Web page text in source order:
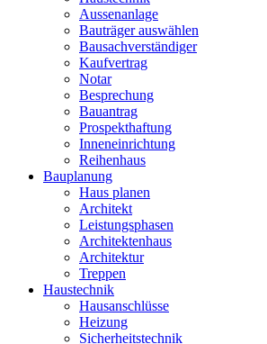
Aussenanlage
Bauträger auswählen
Bausachverständiger
Kaufvertrag
Notar
Besprechung
Bauantrag
Prospekthaftung
Inneneinrichtung
Reihenhaus
Bauplanung
Haus planen
Architekt
Leistungsphasen
Architektenhaus
Architektur
Treppen
Haustechnik
Hausanschlüsse
Heizung
Sicherheitstechnik